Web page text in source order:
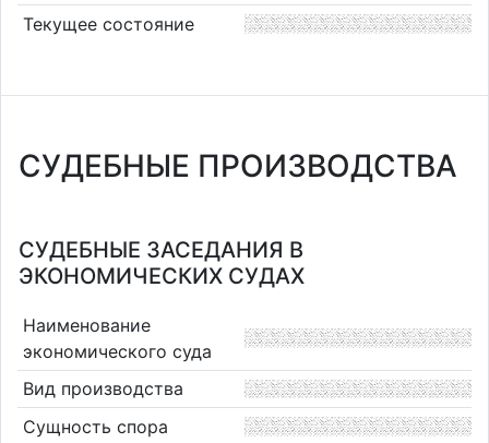
Текущее состояние
СУДЕБНЫЕ ПРОИЗВОДСТВА
СУДЕБНЫЕ ЗАСЕДАНИЯ В
ЭКОНОМИЧЕСКИХ СУДАХ
Наименование
экономического суда
Вид производства
Сущность спора